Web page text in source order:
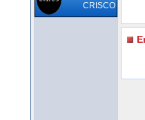
CRISCO